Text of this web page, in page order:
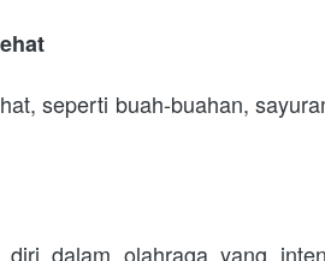
seperti buah-buahan,
diri dalam olahraga yang